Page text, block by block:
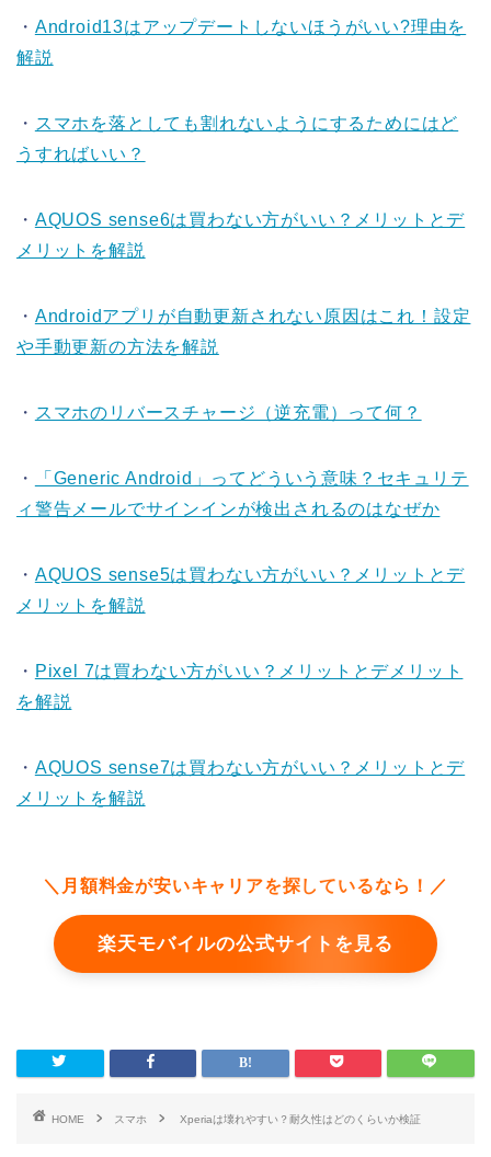
・ Android13はアップデートしないほうがいい?理由を
解説
・ スマホを落としても割れないようにするためにはど
うすればいい？
・ AQUOS sense6は買わない方がいい？メリットとデ
メリットを解説
・ Androidアプリが自動更新されない原因はこれ！設定
や手動更新の方法を解説
・ スマホのリバースチャージ（逆充電）って何？
・
「Generic Android」ってどういう意味？セキュリテ
ィ警告メールでサインインが検出されるのはなぜか
・ AQUOS sense5は買わない方がいい？メリットとデ
メリットを解説
・ Pixel 7は買わない方がいい？メリットとデメリット
を解説
・ AQUOS sense7は買わない方がいい？メリットとデ
メリットを解説
＼月額料金が安いキャリアを探しているなら！／
楽天モバイルの公式サイトを見る
HOME スマホ Xperiaは壊れやすい？耐久性はどのくらいか検証